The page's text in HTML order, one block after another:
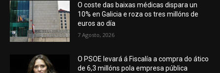
O coste das baixas médicas dispara un
10% en Galicia e roza os tres millóns de
euros ao día
7 Agosto, 2026
O PSOE levará á Fiscalía a compra do ático
de 6,3 millóns pola empresa pública